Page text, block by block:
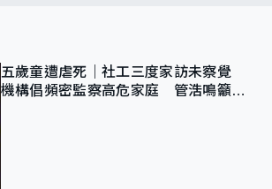
五歲童遭虐死｜社工三度家訪未察覺
機構倡頻密監察高危家庭 管浩鳴籲加